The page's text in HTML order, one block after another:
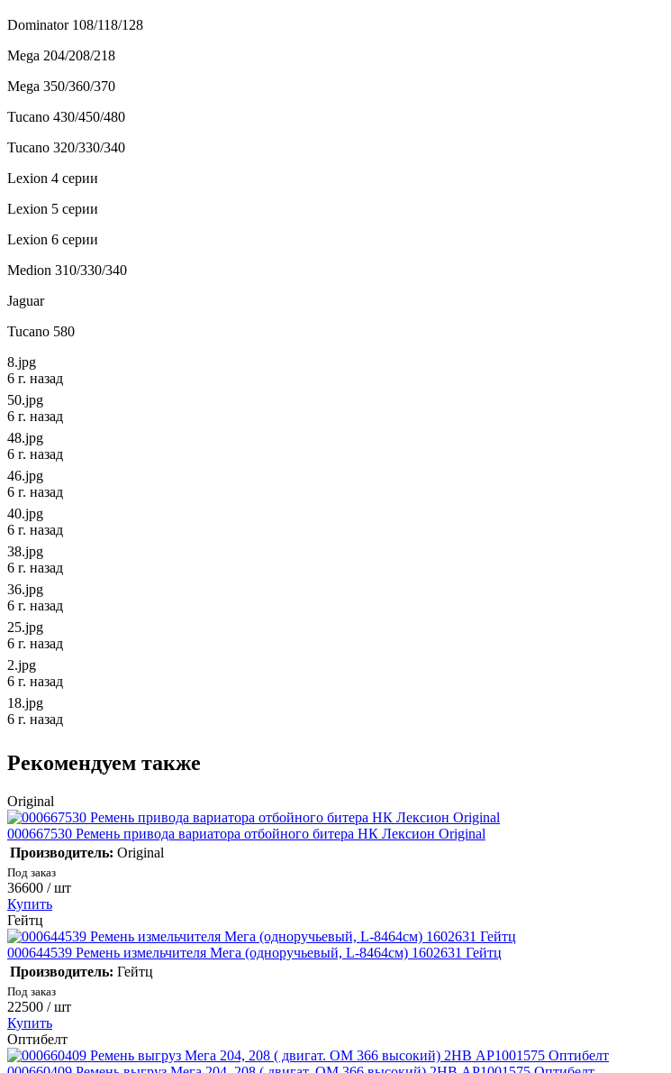
Dominator 108/118/128
Mega 204/208/218
Mega 350/360/370
Tucano 430/450/480
Tucano 320/330/340
Lexion 4 серии
Lexion 5 серии
Lexion 6 серии
Medion 310/330/340
Jaguar
Tucano 580
8.jpg
6 г. назад
50.jpg
6 г. назад
48.jpg
6 г. назад
46.jpg
6 г. назад
40.jpg
6 г. назад
38.jpg
6 г. назад
36.jpg
6 г. назад
25.jpg
6 г. назад
2.jpg
6 г. назад
18.jpg
6 г. назад
Рекомендуем также
Original
000667530 Ремень привода вариатора отбойного битера НК Лексион Original
Производитель: Original
Под заказ
36600 / шт
Купить
Гейтц
000644539 Ремень измельчителя Мега (одноручьевый, L-8464см) 1602631 Гейтц
Производитель: Гейтц
Под заказ
22500 / шт
Купить
Оптибелт